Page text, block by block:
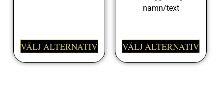
VÄLJ ALTERNATIV
namn/text
VÄLJ ALTERNATIV